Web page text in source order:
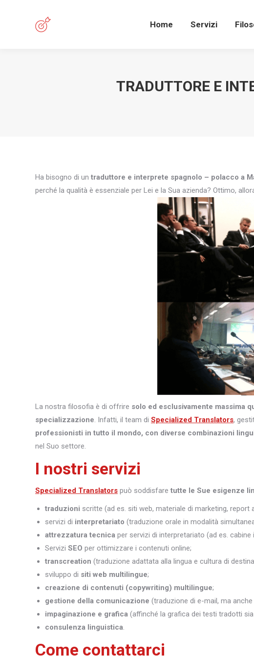
Home Servizi
TRADUTTORE E
Ha bisogno di un traduttore e interprete spagnolo – polacco a
perché la qualità è essenziale per Lei e la Sua azienda? Ottimo,
La nostra filosofia è di offrire solo ed esclusivamente massima
specializzazione . Infatti, il team di Specialized Translators,
professionisti in tutto il mondo, con diverse combinazioni
nel Suo settore.
I nostri servizi
Specialized Translators può soddisfare tutte le Sue esigenze
traduzioni scritte (ad es. siti web, materiale di marketing,
servizi di interpretariato (traduzione orale in modalità
attrezzatura tecnica per servizi di interpretariato (ad es.
Servizi SEO per ottimizzare i contenuti online;
transcreation (traduzione adattata alla lingua e cultura di
sviluppo di siti web multilingue;
creazione di contenuti (copywriting) multilingue;
gestione della comunicazione (traduzione di e-mail, ma
impaginazione e grafica (affinché la grafica dei testi tradotti
consulenza linguistica
Come contattarci